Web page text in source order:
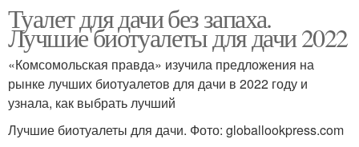
Туалет для дачи без запаха.
Лучшие биотуалеты для дачи 2022
«Комсомольская правда» изучила предложения на
рынке лучших биотуалетов для дачи в 2022 году и
узнала, как выбрать лучший
Лучшие биотуалеты для дачи. Фото: globallookpress.com